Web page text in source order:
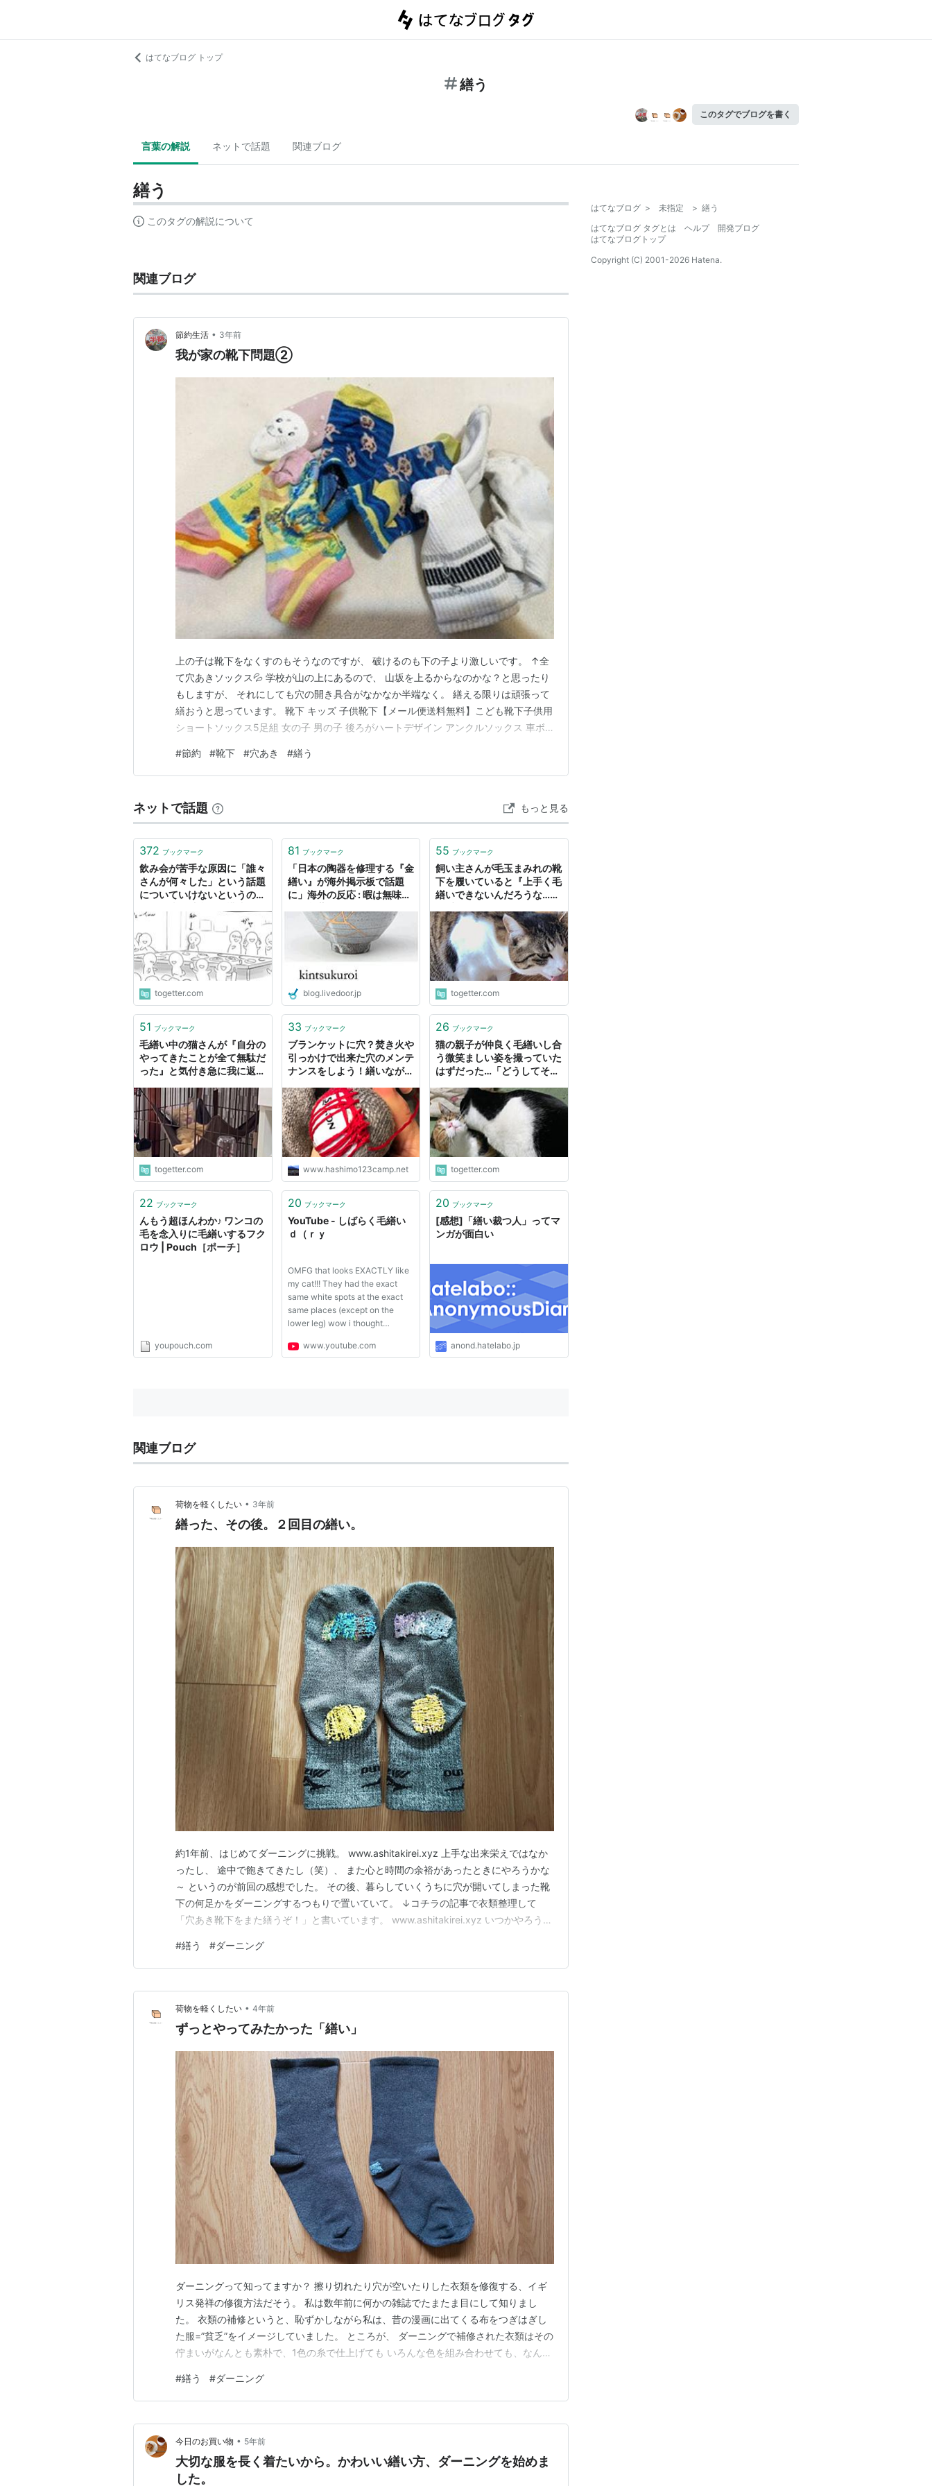
はてなブログ トップ
繕う
このタグでブログを書く
言葉の解説 ネットで話題 関連ブログ
繕う
このタグの解説について
関連ブログ
節約生活 • 3年前
我が家の靴下問題②
上の子は靴下をなくすのもそうなのですが、 破けるのも下の子より激しいです。 ↑全
て穴あきソックス💦 学校が山の上にあるので、 山坂を上るからなのかな？と思ったり
もしますが、 それにしても穴の開き具合がなかなか半端なく。 繕える限りは頑張って
繕おうと思っています。 靴下 キッズ 子供靴下【メール便送料無料】こども靴下子供用
ショートソックス5足組 女の子 男の子 後ろがハートデザイン アンクルソックス 車ボ
靴下 子供服 春夏 クリスマス価格: 1000 円楽天で詳細を見る 靴下 キッズ 女の子 可愛
い 男の子…
#節約 #靴下 #穴あき #繕う
ネットで話題 もっと見る
372 ブックマーク
飲み会が苦手な原因に「誰々
さんが何々した」という話題
についていけないというのが
ているのでは？
togetter.com
81 ブックマーク
「日本の陶器を修理する『金
繕い』が海外掲示板で話題
に」海外の反応 : 暇は無味無
blog.livedoor.jp
55 ブックマーク
飼い主さんが毛玉まみれの靴
下を履いていると『上手く毛
繕いできないんだろうな…』
んげんは なってないから
な」
togetter.com
51 ブックマーク
毛繕い中の猫さんが『自分の
やってきたことが全て無駄だ
った』と気付き急に我に返っ
togetter.com
33 ブックマーク
ブランケットに穴？焚き火や
引っかけで出来た穴のメンテ
ナンスをしよう！繕いながら
も！ - 登山やキャンプや日々
のこと
www.hashimo123camp.net
26 ブックマーク
猫の親子が仲良く毛繕いし合
う微笑ましい姿を撮っていた
はずだった…「どうしてそう
togetter.com
22 ブックマーク
んもう超ほんわか♪ ワンコの
毛を念入りに毛繕いするフク
ロウ | Pouch［ポーチ］
youpouch.com
20 ブックマーク
YouTube - しばらく毛繕い
ｄ（ｒｙ
OMFG that looks EXACTLY like
my cat!!! They had the exact
same white spots at the exact
same places (except on the
lower leg) wow i thought
video taped it lickig itself XDDD
www.youtube.com
20 ブックマーク
[感想]「繕い裁つ人」ってマ
ンガが面白い
anond.hatelabo.jp
関連ブログ
荷物を軽くしたい • 3年前
繕った、その後。２回目の繕い。
約1年前、はじめてダーニングに挑戦。 www.ashitakirei.xyz 上手な出来栄えではなか
ったし、 途中で飽きてきたし（笑）、 また心と時間の余裕があったときにやろうかな
～ というのが前回の感想でした。 その後、暮らしていくうちに穴が開いてしまった靴
下の何足かをダーニングするつもりで置いていて。 ↓コチラの記事で衣類整理して
「穴あき靴下をまた繕うぞ！」と書いています。 www.ashitakirei.xyz いつかやろう。
できました。 前回ダーニングした箇所はまったく穴があくことなく、それ以外のとこ
ろに…
#繕う #ダーニング
荷物を軽くしたい • 4年前
ずっとやってみたかった「繕い」
ダーニングって知ってますか？ 擦り切れたり穴が空いたりした衣類を修復する、イギ
リス発祥の修復方法だそう。 私は数年前に何かの雑誌でたまたま目にして知りまし
た。 衣類の補修というと、恥ずかしながら私は、昔の漫画に出てくる布をつぎはぎし
た服=”貧乏”をイメージしていました。 ところが、 ダーニングで補修された衣類はその
佇まいがなんとも素朴で、1色の糸で仕上げても いろんな色を組み合わせても、なんか
増しそうだなあ。」 と、やってみたい気持ちが小さく芽生えていました。 少ない衣類
で過ごすと衣類の消耗がとても早い。 なのでチャ…
#繕う #ダーニング
今日のお買い物 • 5年前
大切な服を長く着たいから。かわいい繕い方、ダーニングを始めま
した。
はてなブログ > 未指定 > 繕う
はてなブログ タグとは
ヘルプ
開発ブログ
はてなブログトップ
Copyright (C) 2001-2026 Hatena.